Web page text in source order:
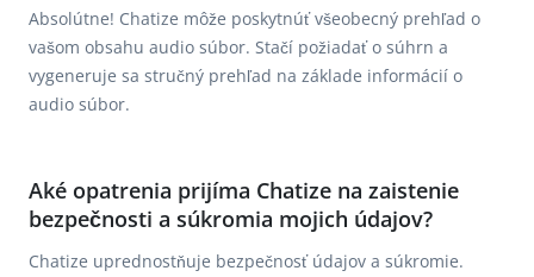
Absolútne! Chatize môže poskytnúť všeobecný prehľad o
vašom obsahu audio súbor. Stačí požiadať o súhrn a
vygeneruje sa stručný prehľad na základe informácií o
audio súbor.
Aké opatrenia prijíma Chatize na zaistenie
bezpečnosti a súkromia mojich údajov?
Chatize uprednostňuje bezpečnosť údajov a súkromie.